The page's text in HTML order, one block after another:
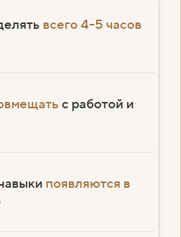
всего 4-5 часов
с работой и
появляются в